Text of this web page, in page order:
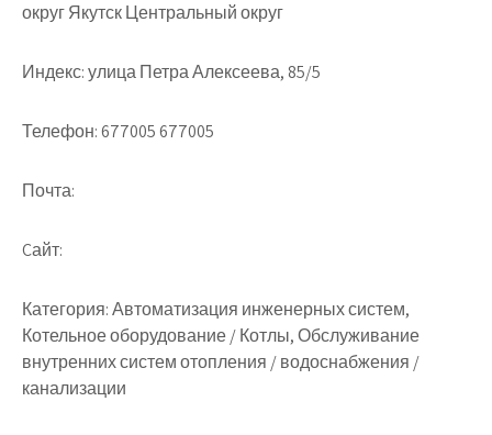
округ Якутск Центральный округ
Индекс: улица Петра Алексеева, 85/5
Телефон: 677005 677005
Почта:
Cайт:
Категория: Автоматизация инженерных систем,
Котельное оборудование / Котлы, Обслуживание
внутренних систем отопления / водоснабжения /
канализации